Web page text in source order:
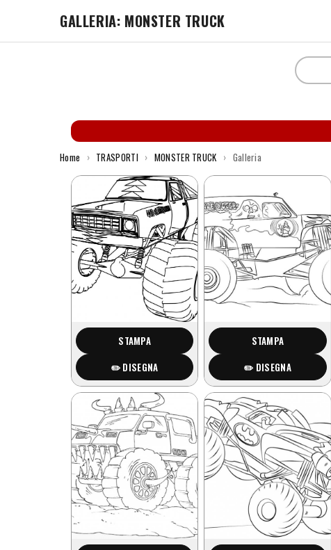
GALLERIA: MONSTER TRUCK
Home › TRASPORTI › MONSTER TRUCK › Galleria
STAMPA
✏️ DISEGNA
STAMPA
✏️ DISEGNA